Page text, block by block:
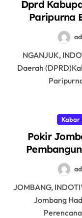
Dprd
Paripurna
NGANJUK, INDOTIVI, – Dewan Perwakilan Rakyat
Daerah
Kabar
Pokir
JOMBANG, INDOTIVI, – Ketua Dewan DPRD Kabupaten
Jombang